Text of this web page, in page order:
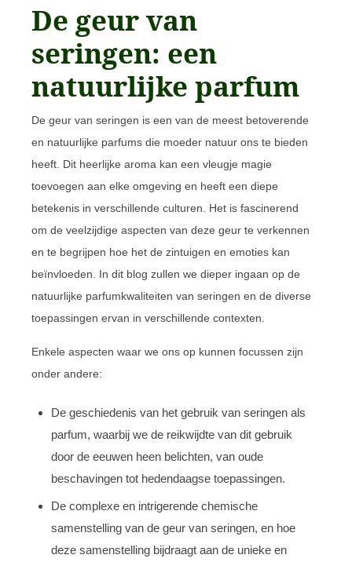
De geur van
seringen: een
natuurlijke parfum
De geur van seringen is een van de meest betoverende
en natuurlijke parfums die moeder natuur ons te bieden
heeft. Dit heerlijke aroma kan een vleugje magie
toevoegen aan elke omgeving en heeft een diepe
betekenis in verschillende culturen. Het is fascinerend
om de veelzijdige aspecten van deze geur te verkennen
en te begrijpen hoe het de zintuigen en emoties kan
beïnvloeden. In dit blog zullen we dieper ingaan op de
natuurlijke parfumkwaliteiten van seringen en de diverse
toepassingen ervan in verschillende contexten.
Enkele aspecten waar we ons op kunnen focussen zijn
onder andere:
De geschiedenis van het gebruik van seringen als
parfum, waarbij we de reikwijdte van dit gebruik
door de eeuwen heen belichten, van oude
beschavingen tot hedendaagse toepassingen.
De complexe en intrigerende chemische
samenstelling van de geur van seringen, en hoe
deze samenstelling bijdraagt aan de unieke en